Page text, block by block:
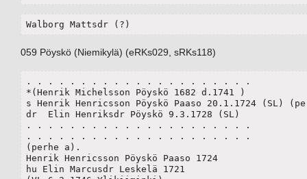
Walborg Mattsdr (?)
059 Pöyskö (Niemikylä) (eRKs029, sRKs118)
. . . . . . . . . . . . . . . . . . . . .
*(Henrik Michelsson Pöyskö 1682 d.1741 )
s Henrik Henricsson Pöyskö Paaso 20.1.1724 (SL)
dr  Elin Henriksdr Pöyskö 9.3.1728 (SL)
. . . . . . . . . . . . . . . . . . . . .
. . . . . . . . . . . . . . . . . . . . .
(perhe a).
Henrik Henricsson Pöyskö Paaso 1724
hu Elin Marcusdr Leskelä 1721